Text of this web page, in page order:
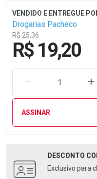
Drogarias Pacheco
R$ 25,36
R$ 19,20
REMOVER UMA
ASSINAR
DESCONTO
Exclusivo para